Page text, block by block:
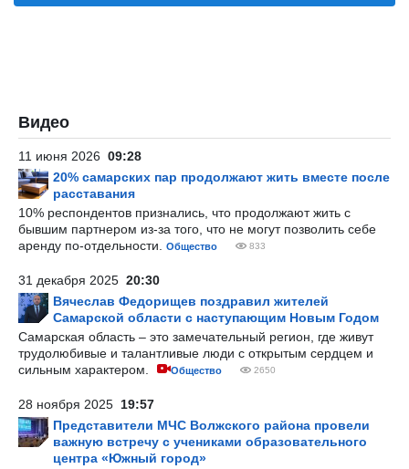
Видео
11 июня 2026 09:28
20% самарских пар продолжают жить вместе после
расставания
10% респондентов признались, что продолжают жить с
бывшим партнером из-за того, что не могут позволить себе
аренду по-отдельности.
Общество 833
31 декабря 2025 20:30
Вячеслав Федорищев поздравил жителей
Самарской области с наступающим Новым Годом
Самарская область – это замечательный регион, где живут
трудолюбивые и талантливые люди с открытым сердцем и
сильным характером.
Общество 2650
28 ноября 2025 19:57
Представители МЧС Волжского района провели
важную встречу с учениками образовательного
центра «Южный город»